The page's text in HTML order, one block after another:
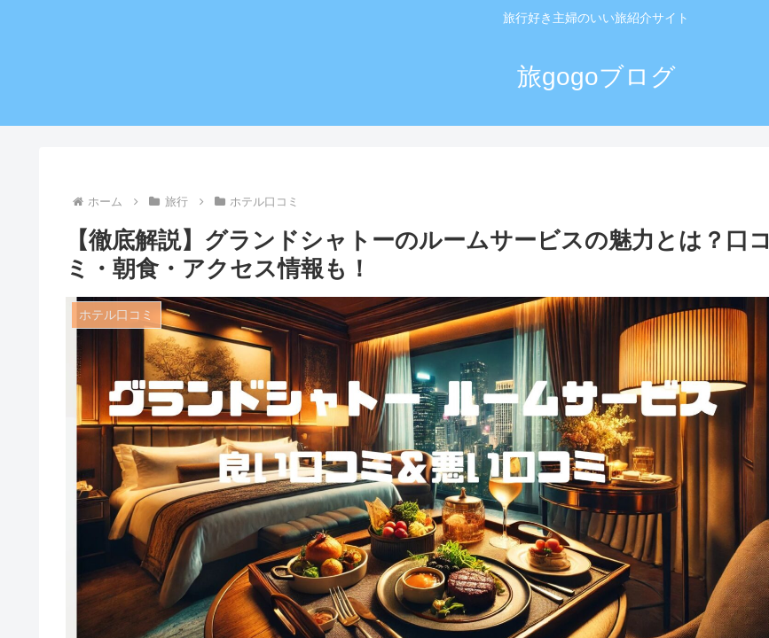
旅行好き主婦のいい旅紹介サイト
旅gogoブログ
ホーム 旅行 ホテル口コミ
【徹底解説】グランドシャトーのルームサービスの魅力とは？口コ
ミ・朝食・アクセス情報も！
ホテル口コミ